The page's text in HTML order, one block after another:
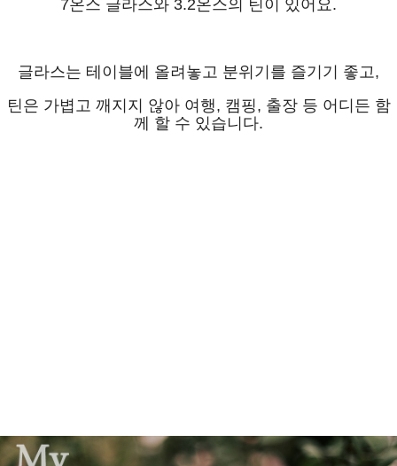
7온스 글라스와 3.2온스의 틴이 있어요.
글라스는 테이블에 올려놓고 분위기를 즐기기 좋고,
틴은 가볍고 깨지지 않아 여행, 캠핑, 출장 등 어디든 함
께 할 수 있습니다.